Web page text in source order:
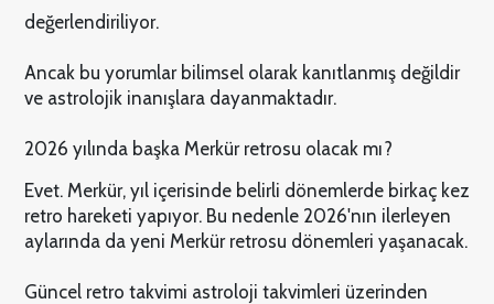
değerlendiriliyor.
Ancak bu yorumlar bilimsel olarak kanıtlanmış değildir
ve astrolojik inanışlara dayanmaktadır.
2026 yılında başka Merkür retrosu olacak mı?
Evet. Merkür, yıl içerisinde belirli dönemlerde birkaç kez
retro hareketi yapıyor. Bu nedenle 2026'nın ilerleyen
aylarında da yeni Merkür retrosu dönemleri yaşanacak.
Güncel retro takvimi astroloji takvimleri üzerinden